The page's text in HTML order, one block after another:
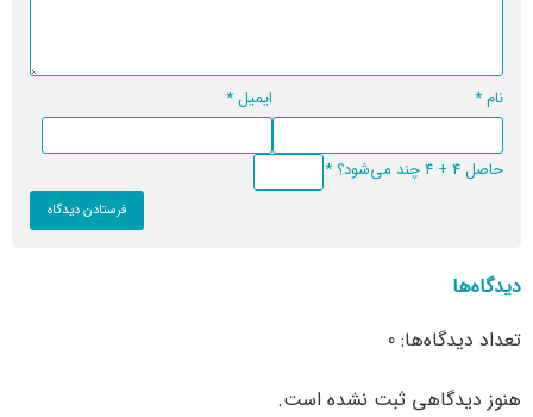
نام* ایمیل*
حاصل 4 + 4 چند می‌شود؟ *
دیدگاه‌ها
تعداد دیدگاه‌ها: 0
هنوز دیدگاهی ثبت نشده است.